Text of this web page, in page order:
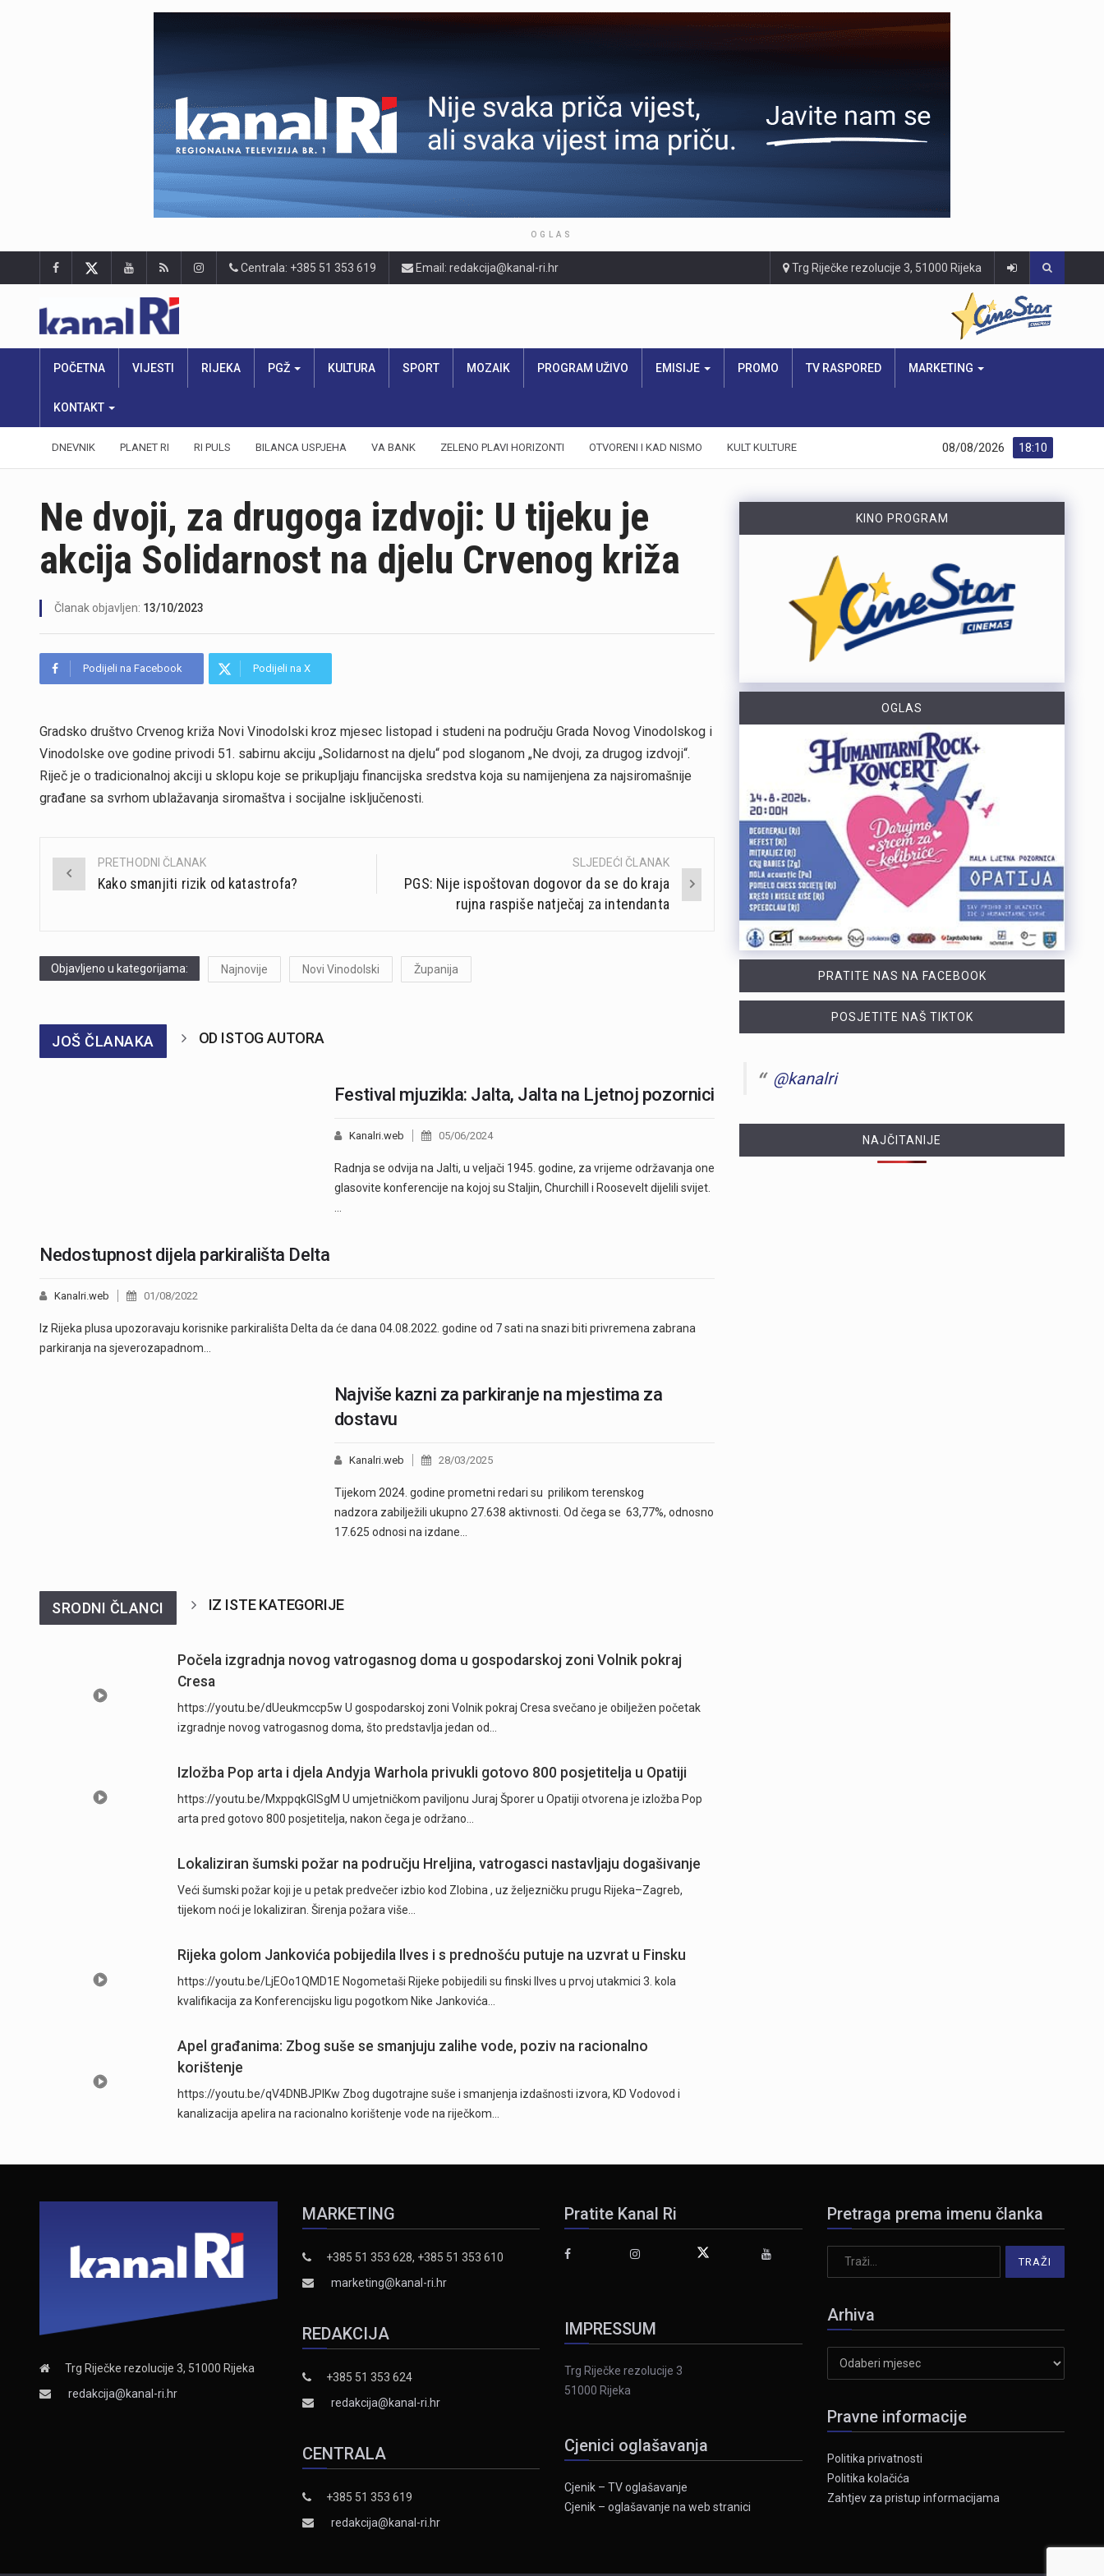
OGLAS
Centrala: +385 51 353 619 Email: redakcija@kanal-ri.hr Trg Riječke rezolucije 3, 51000 Rijeka
POČETNA VIJESTI RIJEKA PGŽ KULTURA SPORT MOZAIK PROGRAM UŽIVO EMISIJE PROMO TV RASPORED MARKETING
KONTAKT
DNEVNIK PLANET RI RI PULS BILANCA USPJEHA VA BANK ZELENO PLAVI HORIZONTI OTVORENI I KAD NISMO KULT KULTURE 18:10
08/08/2026
Ne dvoji, za drugoga izdvoji: U tijeku je
akcija Solidarnost na djelu Crvenog križa
Članak objavljen: 13/10/2023
Podijeli na Facebook Podijeli na X
Gradsko društvo Crvenog križa Novi Vinodolski kroz mjesec listopad i studeni na području Grada Novog Vinodolskog i
Vinodolske ove godine privodi 51. sabirnu akciju „Solidarnost na djelu“ pod sloganom „Ne dvoji, za drugog izdvoji“.
Riječ je o tradicionalnoj akciji u sklopu koje se prikupljaju financijska sredstva koja su namijenjena za najsiromašnije
građane sa svrhom ublažavanja siromaštva i socijalne isključenosti.
Post
PRETHODNI ČLANAK
Kako smanjiti rizik od katastrofa?
SLJEDEĆI ČLANAK
PGS: Nije ispoštovan dogovor da se do kraja
rujna raspiše natječaj za intendanta
Objavljeno u kategorijama: Najnovije Novi Vinodolski Županija
JOŠ ČLANAKA OD ISTOG AUTORA
Festival mjuzikla: Jalta, Jalta na Ljetnoj pozornici
Kanalri.web 05/06/2024
Radnja se odvija na Jalti, u veljači 1945. godine, za vrijeme održavanja one
glasovite konferencije na kojoj su Staljin, Churchill i Roosevelt dijelili svijet.
…
Nedostupnost dijela parkirališta Delta
Kanalri.web 01/08/2022
Iz Rijeka plusa upozoravaju korisnike parkirališta Delta da će dana 04.08.2022. godine od 7 sati na snazi biti privremena zabrana
parkiranja na sjeverozapadnom…
Najviše kazni za parkiranje na mjestima za
dostavu
Kanalri.web 28/03/2025
Tijekom 2024. godine prometni redari su prilikom terenskog
nadzora zabilježili ukupno 27.638 aktivnosti. Od čega se 63,77%, odnosno
17.625 odnosi na izdane…
SRODNI ČLANCI IZ ISTE KATEGORIJE
Počela izgradnja novog vatrogasnog doma u gospodarskoj zoni Volnik pokraj
Cresa
https://youtu.be/dUeukmccp5w U gospodarskoj zoni Volnik pokraj Cresa svečano je obilježen početak
izgradnje novog vatrogasnog doma, što predstavlja jedan od…
Izložba Pop arta i djela Andyja Warhola privukli gotovo 800 posjetitelja u Opatiji
https://youtu.be/MxppqkGISgM U umjetničkom paviljonu Juraj Šporer u Opatiji otvorena je izložba Pop
arta pred gotovo 800 posjetitelja, nakon čega je održano…
Lokaliziran šumski požar na području Hreljina, vatrogasci nastavljaju dogašivanje
Veći šumski požar koji je u petak predvečer izbio kod Zlobina , uz željezničku prugu Rijeka–Zagreb,
tijekom noći je lokaliziran. Širenja požara više…
Rijeka golom Jankovića pobijedila Ilves i s prednošću putuje na uzvrat u Finsku
https://youtu.be/LjEOo1QMD1E Nogometaši Rijeke pobijedili su finski Ilves u prvoj utakmici 3. kola
kvalifikacija za Konferencijsku ligu pogotkom Nike Jankovića…
Apel građanima: Zbog suše se smanjuju zalihe vode, poziv na racionalno
korištenje
https://youtu.be/qV4DNBJPlKw Zbog dugotrajne suše i smanjenja izdašnosti izvora, KD Vodovod i
kanalizacija apelira na racionalno korištenje vode na riječkom…
KINO PROGRAM
OGLAS
PRATITE NAS NA FACEBOOK
POSJETITE NAŠ TIKTOK
@kanalri
NAJČITANIJE
Trg Riječke rezolucije 3, 51000 Rijeka
redakcija@kanal-ri.hr
MARKETING
+385 51 353 628, +385 51 353 610
marketing@kanal-ri.hr
REDAKCIJA
+385 51 353 624
redakcija@kanal-ri.hr
CENTRALA
+385 51 353 619
redakcija@kanal-ri.hr
Pratite Kanal Ri
IMPRESSUM
Trg Riječke rezolucije 3
51000 Rijeka
Cjenici oglašavanja
Cjenik – TV oglašavanje
Cjenik – oglašavanje na web stranici
Pretraga prema imenu članka
Arhiva
Pravne informacije
Politika privatnosti
Politika kolačića
Zahtjev za pristup informacijama